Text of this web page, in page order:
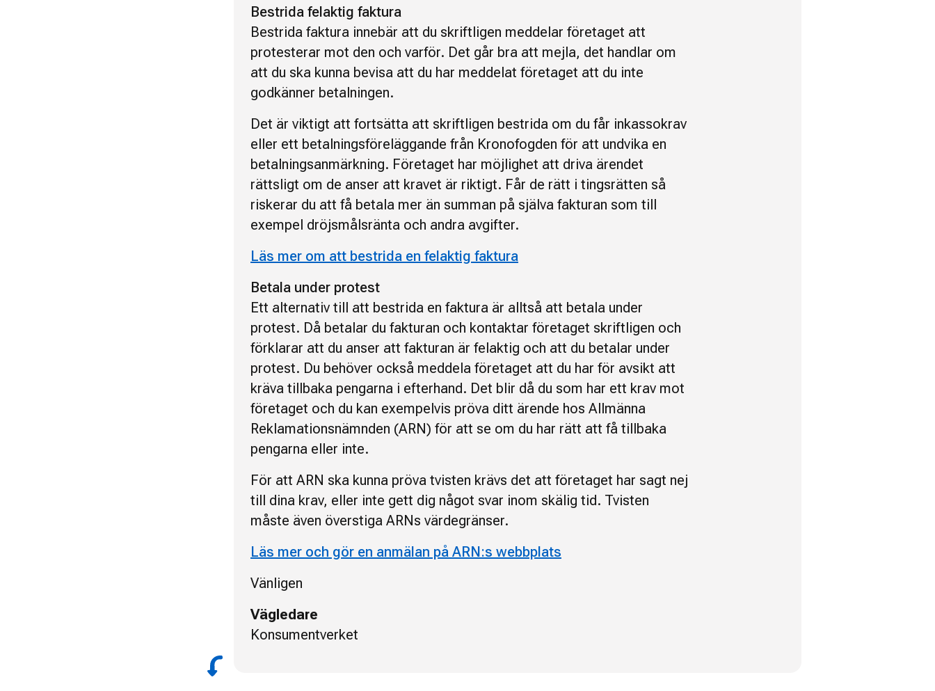
Bestrida felaktig faktura
Bestrida faktura innebär att du skriftligen meddelar företaget att
protesterar mot den och varför. Det går bra att mejla, det handlar om
att du ska kunna bevisa att du har meddelat företaget att du inte
godkänner betalningen.
Det är viktigt att fortsätta att skriftligen bestrida om du får inkassokrav
eller ett betalningsföreläggande från Kronofogden för att undvika en
betalningsanmärkning. Företaget har möjlighet att driva ärendet
rättsligt om de anser att kravet är riktigt. Får de rätt i tingsrätten så
riskerar du att få betala mer än summan på själva fakturan som till
exempel dröjsmålsränta och andra avgifter.
Läs mer om att bestrida en felaktig faktura
Betala under protest
Ett alternativ till att bestrida en faktura är alltså att betala under
protest. Då betalar du fakturan och kontaktar företaget skriftligen och
förklarar att du anser att fakturan är felaktig och att du betalar under
protest. Du behöver också meddela företaget att du har för avsikt att
kräva tillbaka pengarna i efterhand. Det blir då du som har ett krav mot
företaget och du kan exempelvis pröva ditt ärende hos Allmänna
Reklamationsnämnden (ARN) för att se om du har rätt att få tillbaka
pengarna eller inte.
För att ARN ska kunna pröva tvisten krävs det att företaget har sagt nej
till dina krav, eller inte gett dig något svar inom skälig tid. Tvisten
måste även överstiga ARNs värdegränser.
Läs mer och gör en anmälan på ARN:s webbplats
Vänligen
Vägledare
Konsumentverket